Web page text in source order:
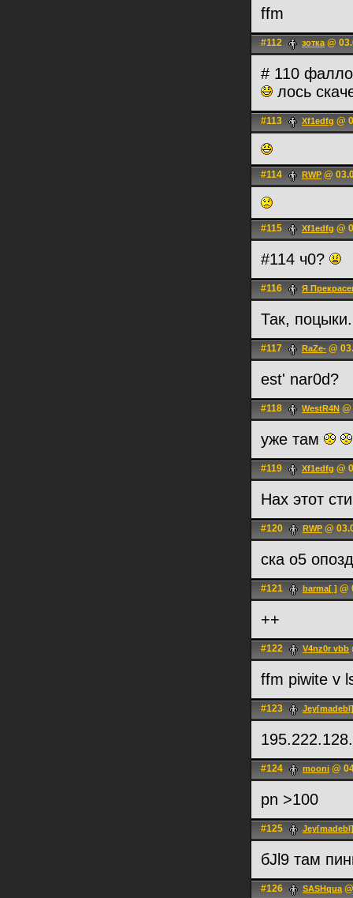
ffm
#112 зотка@
# 110
лось
#113 Xf1edfg @
#114 RWP @
#115 Xf1edfg @
#114 ч0?
#116 Я
Так,
#117 RaZe- @
est' nar0d?
#118 WestR4N
уже там
#119 Xf1edfg @
Нах этот
#120 RWP @
ска о5
#121 barma[ ] @
++
#122 V4nz0r vbb
ffm piwite v
#123 Jey[madebl]
#124 mooni @
pn >100
#125 Jey[madebl]
бJl9 там
#126 SASHqua